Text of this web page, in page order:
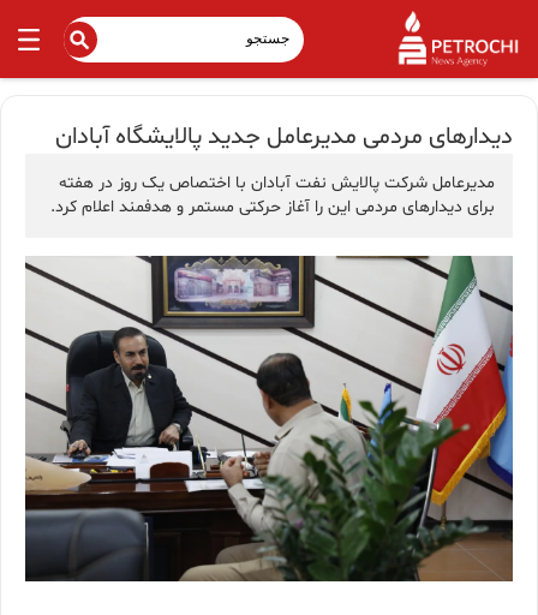
دیدارهای مردمی مدیرعامل جدید پالایشگاه آبادان
مدیرعامل شرکت پالایش نفت آبادان با اختصاص یک روز در هفته
برای دیدارهای مردمی این را آغاز حرکتی مستمر و هدفمند اعلام کرد.